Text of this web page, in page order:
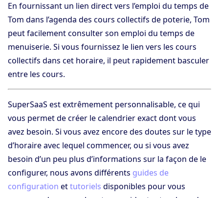
En fournissant un lien direct vers l’emploi du temps de
Tom dans l’agenda des cours collectifs de poterie, Tom
peut facilement consulter son emploi du temps de
menuiserie. Si vous fournissez le lien vers les cours
collectifs dans cet horaire, il peut rapidement basculer
entre les cours.
SuperSaaS est extrêmement personnalisable, ce qui
vous permet de créer le calendrier exact dont vous
avez besoin. Si vous avez encore des doutes sur le type
d’horaire avec lequel commencer, ou si vous avez
besoin d’un peu plus d’informations sur la façon de le
configurer, nous avons différents guides de
configuration ettutoriels disponibles pour vous